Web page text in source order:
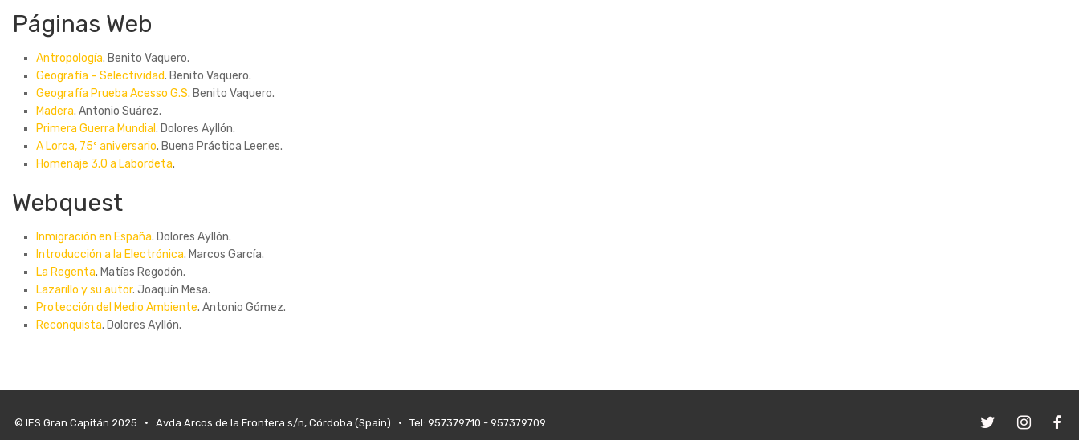
Páginas Web
Antropología. Benito Vaquero.
Geografía – Selectividad. Benito Vaquero.
Geografía Prueba Acesso G.S. Benito Vaquero.
Madera. Antonio Suárez.
Primera Guerra Mundial . Dolores Ayllón.
A Lorca, 75º aniversario. Buena Práctica Leer.es.
Homenaje 3.0 a Labordeta.
Webquest
Inmigración en España. Dolores Ayllón.
Introducción a la Electrónica. Marcos García.
La Regenta. Matías Regodón.
Lazarillo y su autor. Joaquín Mesa.
Protección del Medio Ambiente. Antonio Gómez.
Reconquista. Dolores Ayllón.
© IES Gran Capitán 2025 • Avda Arcos de la Frontera s/n, Córdoba (Spain) • Tel: 957379710 - 957379709